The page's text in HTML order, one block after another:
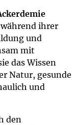
ihrer
und
mit
das Wissen
Natur, gesunde
und
den